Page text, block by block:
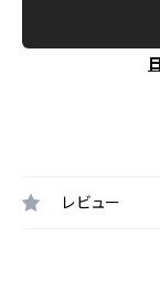
レビュー